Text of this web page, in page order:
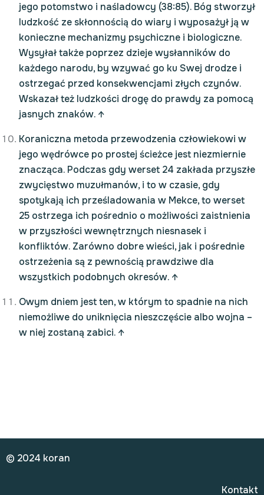
jego potomstwo i naśladowcy (38:85). Bóg stworzył
ludzkość ze skłonnością do wiary i wyposażył ją w
konieczne mechanizmy psychiczne i biologiczne.
Wysyłał także poprzez dzieje wysłanników do
każdego narodu, by wzywać go ku Swej drodze i
ostrzegać przed konsekwencjami złych czynów.
Wskazał też ludzkości drogę do prawdy za pomocą
jasnych znaków. ↑
Koraniczna metoda przewodzenia człowiekowi w
jego wędrówce po prostej ścieżce jest niezmiernie
znacząca. Podczas gdy werset 24 zakłada przyszłe
zwycięstwo muzułmanów, i to w czasie, gdy
spotykają ich prześladowania w Mekce, to werset
25 ostrzega ich pośrednio o możliwości zaistnienia
w przyszłości wewnętrznych niesnasek i
konfliktów. Zarówno dobre wieści, jak i pośrednie
ostrzeżenia są z pewnością prawdziwe dla
wszystkich podobnych okresów. ↑
Owym dniem jest ten, w którym to spadnie na nich
niemożliwe do uniknięcia nieszczęście albo wojna –
w niej zostaną zabici. ↑
© 2024 koran
Kontakt